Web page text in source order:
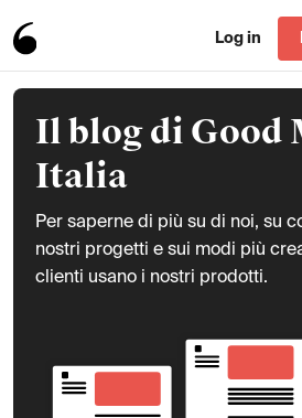
Log in
Il blog di Good
Italia
Per saperne di più su di noi, su
nostri progetti e sui modi più
clienti usano i nostri prodotti.